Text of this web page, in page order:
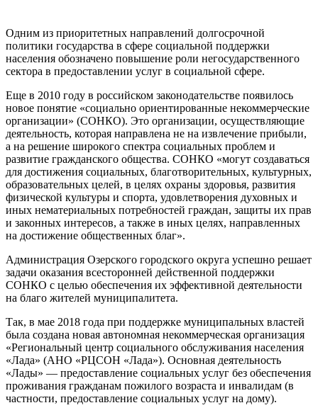
Одним из приоритетных направлений долгосрочной
политики государства в сфере социальной поддержки
населения обозначено повышение роли негосударственного
сектора в предоставлении услуг в социальной сфере.
Еще в 2010 году в российском законодательстве появилось
новое понятие «социально ориентированные некоммерческие
организации» (СОНКО). Это организации, осуществляющие
деятельность, которая направлена не на извлечение прибыли,
а на решение широкого спектра социальных проблем и
развитие гражданского общества. СОНКО «могут создаваться
для достижения социальных, благотворительных, культурных,
образовательных целей, в целях охраны здоровья, развития
физической культуры и спорта, удовлетворения духовных и
иных нематериальных потребностей граждан, защиты их прав
и законных интересов, а также в иных целях, направленных
на достижение общественных благ».
Администрация Озерского городского округа успешно решает
задачи оказания всесторонней действенной поддержки
СОНКО с целью обеспечения их эффективной деятельности
на благо жителей муниципалитета.
Так, в мае 2018 года при поддержке муниципальных властей
была создана новая автономная некоммерческая организация
«Региональный центр социального обслуживания населения
«Лада» (АНО «РЦСОН «Лада»). Основная деятельность
«Лады» — предоставление социальных услуг без обеспечения
проживания гражданам пожилого возраста и инвалидам (в
частности, предоставление социальных услуг на дому).